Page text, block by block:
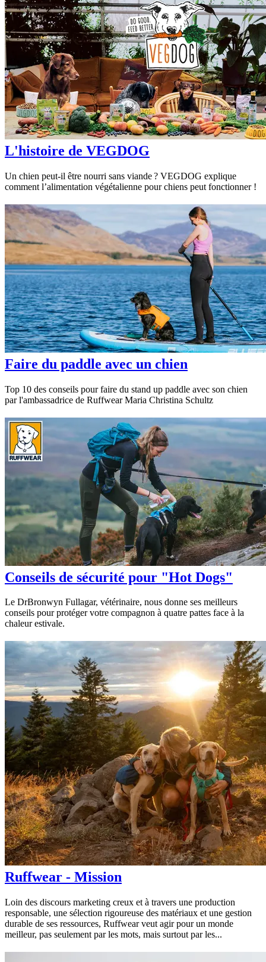
L'histoire de VEGDOG
Un chien peut-il être nourri sans viande ? VEGDOG explique
comment l’alimentation végétalienne pour chiens peut fonctionner !
Faire du paddle avec un chien
Top 10 des conseils pour faire du stand up paddle avec son chien
par l'ambassadrice de Ruffwear Maria Christina Schultz
Conseils de sécurité pour "Hot Dogs"
Le DrBronwyn Fullagar, vétérinaire, nous donne ses meilleurs
conseils pour protéger votre compagnon à quatre pattes face à la
chaleur estivale.
Ruffwear - Mission
Loin des discours marketing creux et à travers une production
responsable, une sélection rigoureuse des matériaux et une gestion
durable de ses ressources, Ruffwear veut agir pour un monde
meilleur, pas seulement par les mots, mais surtout par les...